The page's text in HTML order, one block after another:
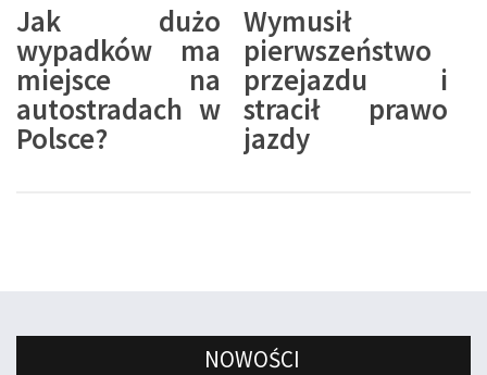
Jak dużo
wypadków ma
miejsce na
autostradach w
Polsce?
Wymusił
pierwszeństwo
przejazdu i
stracił prawo
jazdy
NOWOŚCI